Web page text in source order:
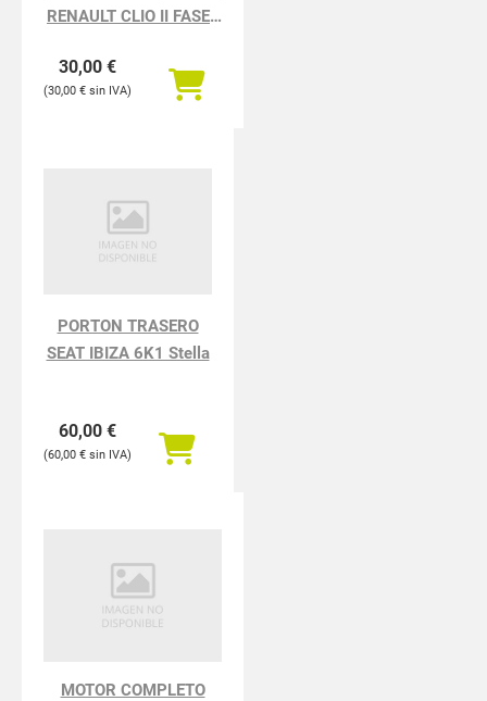
RENAULT CLIO II FASE I
30,00 €
30,00 €
PORTON TRASERO
SEAT IBIZA 6K1 Stella
60,00 €
60,00 €
MOTOR COMPLETO